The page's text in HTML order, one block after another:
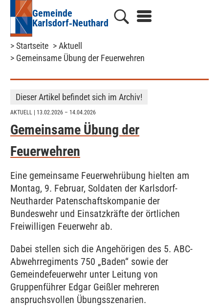
Gemeinde
Karlsdorf‑Neuthard
> Startseite > Aktuell
> Gemeinsame Übung der Feuerwehren
Dieser Artikel befindet sich im Archiv!
AKTUELL | 13.02.2026 – 14.04.2026
Gemeinsame Übung der
Feuerwehren
Eine gemeinsame Feuerwehrübung hielten am
Montag, 9. Februar, Soldaten der Karlsdorf-
Neutharder Patenschaftskompanie der
Bundeswehr und Einsatzkräfte der örtlichen
Freiwilligen Feuerwehr ab.
Dabei stellen sich die Angehörigen des 5. ABC-
Abwehrregiments 750 „Baden“ sowie der
Gemeindefeuerwehr unter Leitung von
Gruppenführer Edgar Geißler mehreren
anspruchsvollen Übungsszenarien.